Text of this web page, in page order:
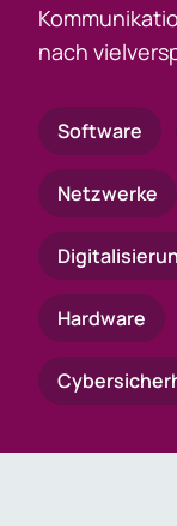
nach
Software
Netzwerke
Hardware